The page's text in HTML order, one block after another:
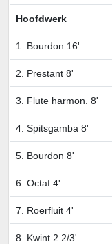
Hoofdwerk
1. Bourdon 16'
2. Prestant 8'
3. Flute harmon. 8'
4. Spitsgamba 8'
5. Bourdon 8'
6. Octaf 4'
7. Roerfluit 4'
8. Kwint 2 2/3'